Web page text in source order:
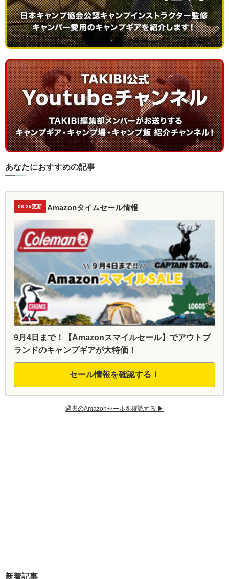
あなたにおすすめの記事
08.29更新 Amazonタイムセール情報
9月4日まで！【Amazonスマイルセール】でアウトブ
ランドのキャンプギアが大特価！
セール情報を確認する！
過去のAmazonセールを確認する ▶︎
新着記事